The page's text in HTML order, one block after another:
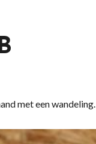
met een wandeling.